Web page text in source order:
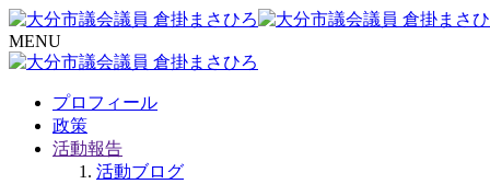
MENU
プロフィール
政策
活動報告
活動ブログ